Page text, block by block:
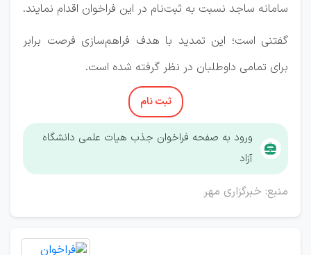
سامانه ساجد نسبت به ثبت‌نام در این فراخوان اقدام نمایند.
گفتنی است؛ این تمدید با هدف فراهم‌سازی فرصت برابر
برای تمامی داوطلبان در نظر گرفته شده است.
ثبت نام
ورود به صفحه فراخوان جذب هیات علمی دانشگاه
آزاد
منبع: خبرگزاری مهر